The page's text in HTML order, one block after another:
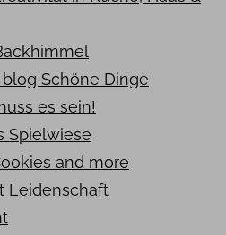
blog Schöne Dinge
es sein!
Spielwiese
and more
Leidenschaft